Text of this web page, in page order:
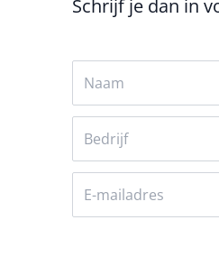
Schrijf je dan in